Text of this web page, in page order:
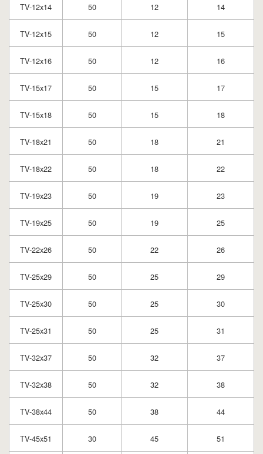
TV-12x14 50 12 14
TV-12x15 50 12 15
TV-12x16 50 12 16
TV-15x17 50 15 17
TV-15x18 50 15 18
TV-18x21 50 18 21
TV-18x22 50 18 22
TV-19x23 50 19 23
TV-19x25 50 19 25
TV-22x26 50 22 26
TV-25x29 50 25 29
TV-25x30 50 25 30
TV-25x31 50 25 31
TV-32x37 50 32 37
TV-32x38 50 32 38
TV-38x44 50 38 44
TV-45x51 30 45 51